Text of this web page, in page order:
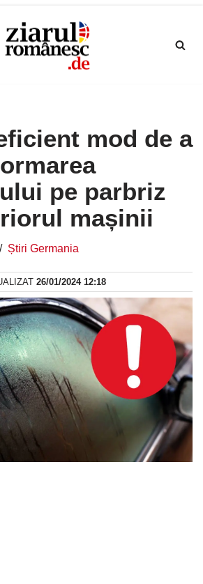
mod de a
pe parbriz
mașinii
Știri Germania
26/01/2024 12:18